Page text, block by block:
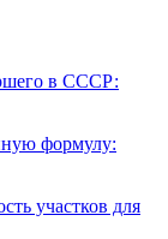
в СССР:
формулу:
участков для